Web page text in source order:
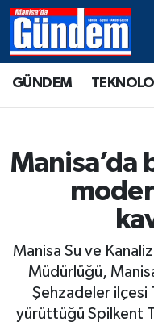
GÜNDEM TEKNOLOJİ
Manisa’da
Manisa Su ve
Müdürlüğü,
Şehzadeler ilçesi
yürüttüğü Spilkent
Manisa Hava
Tüm Manşetler
Son Dakika
Haber Arşivi